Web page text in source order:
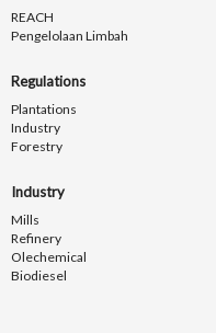
REACH
Pengelolaan Limbah
Regulations
Plantations
Industry
Forestry
Industry
Mills
Refinery
Olechemical
Biodiesel